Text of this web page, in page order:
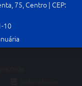
75, Centro | CEP:
10